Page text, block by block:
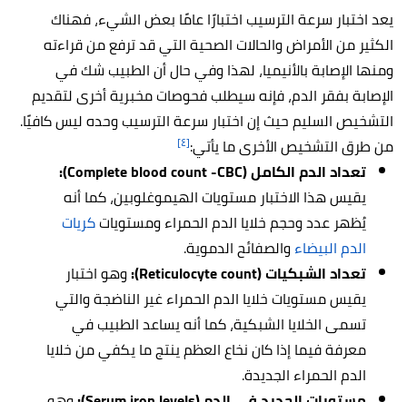
يعد اختبار سرعة الترسيب اختبارًا عامًا بعض الشيء، فهناك
الكثير من الأمراض والحالات الصحية التي قد ترفع من قراءته
ومنها الإصابة بالأنيميا، لهذا وفي حال أن الطبيب شك في
الإصابة بفقر الدم، فإنه سيطلب فحوصات مخبرية أخرى لتقديم
التشخيص السليم حيث إن اختبار سرعة الترسيب وحده ليس كافيًا.
من طرق التشخيص الأخرى ما يأتي:[٤]
تعداد الدم الكامل (Complete blood count -CBC):
يقيس هذا الاختبار مستويات الهيموغلوبين، كما أنه
يُظهر عدد وحجم خلايا الدم الحمراء ومستوياتكريات
الدم البيضاءوالصفائح الدموية.
تعداد الشبكيات (Reticulocyte count):
وهو اختبار
يقيس مستويات خلايا الدم الحمراء غير الناضجة والتي
تسمى الخلايا الشبكية، كما أنه يساعد الطبيب في
معرفة فيما إذا كان نخاع العظم ينتج ما يكفي من خلايا
الدم الحمراء الجديدة.